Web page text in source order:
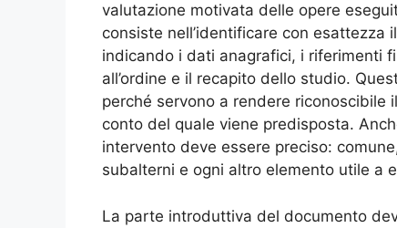
valutazione motivata delle opere
consiste nell’identificare con
indicando i dati anagrafici, i riferimenti
all’ordine e il recapito dello studio.
perché servono a rendere
conto del quale viene predisposta.
intervento deve essere preciso:
subalterni e ogni altro elemento utile a
La parte introduttiva del documento